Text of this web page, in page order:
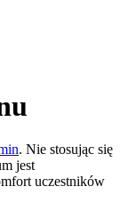
. Nie stosując się
jest
uczestników